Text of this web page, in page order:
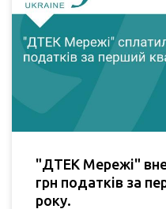
"ДТЕК Мережі"
грн податків за
року.